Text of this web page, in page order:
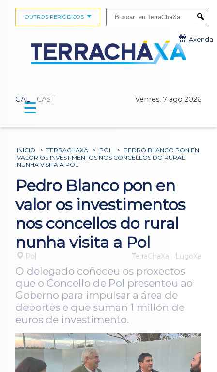
GAL CAST Venres, 7 ago 2026
OUTROS PERIÓDICOS
Axenda
☰
INICIO > TERRACHAXA > POL > PEDRO BLANCO PON EN
VALOR OS INVESTIMENTOS NOS CONCELLOS DO RURAL
NUNHA VISITA A POL
Pedro Blanco pon en
valor os investimentos
nos concellos do rural
nunha visita a Pol
Pol TerraChaXa | LugoXa
O delegado coñeceu os proxectos
que o Concello de Pol presentou ao
Goberno para impulsar a área de
deportes e que suman 1 millón de
euros de investimento.